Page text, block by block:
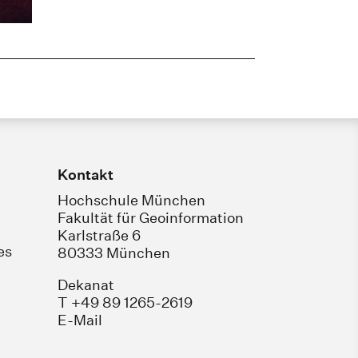
Kontakt
Hochschule München
Fakultät für Geoinformation
Karlstraße 6
80333 München
Dekanat
T +49 89 1265-2619
E-Mail